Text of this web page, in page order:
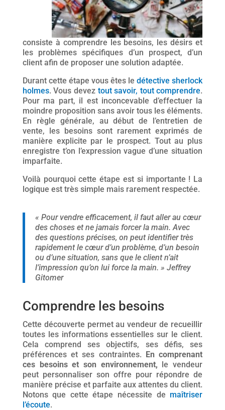
consiste à comprendre les besoins, les désirs et
les problèmes spécifiques d’un prospect, d’un
client afin de proposer une solution adaptée.
Durant cette étape vous êtes ledétective sherlock
holmes. Vous devez tout savoir, tout comprendre.
Pour ma part, il est inconcevable d’effectuer la
moindre proposition sans avoir tous les éléments.
En règle générale, au début de l’entretien de
vente, les besoins sont rarement exprimés de
manière explicite par le prospect. Tout au plus
enregistre t’on l’expression vague d’une situation
imparfaite.
Voilà pourquoi cette étape est si importante ! La
logique est très simple mais rarement respectée.
« Pour vendre efficacement, il faut aller au cœur
des choses et ne jamais forcer la main. Avec
des questions précises, on peut identifier très
rapidement le cœur d’un problème, d’un besoin
ou d’une situation, sans que le client n’ait
l’impression qu’on lui force la main. » Jeffrey
Gitomer
Comprendre les besoins
Cette découverte permet au vendeur de recueillir
toutes les informations essentielles sur le client.
Cela comprend ses objectifs, ses défis, ses
préférences et ses contraintes. En comprenant
ces besoins et son environnement, le vendeur
peut personnaliser son offre pour répondre de
manière précise et parfaite aux attentes du client.
Notons que cette étape nécessite de maîtriser
l’écoute.